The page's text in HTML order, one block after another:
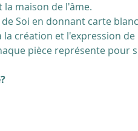
la maison de l'âme.
Soi en donnant carte
la création et l'expression
pièce représente